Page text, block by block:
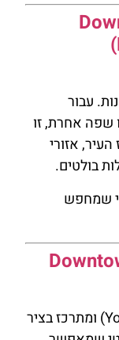
עבור
שפה אחרת, זו
אזורי
בולטים.
שמחפש
סיור שמתחיל ברחוב יונג (Yonge Street) ומתרכז בציר